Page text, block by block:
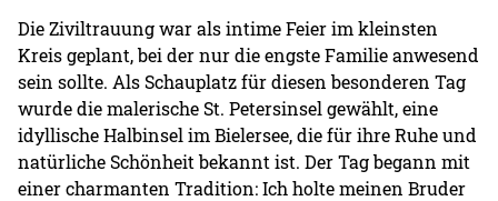
Die Ziviltrauung war als intime Feier im kleinsten
Kreis geplant, bei der nur die engste Familie anwesend
sein sollte. Als Schauplatz für diesen besonderen Tag
wurde die malerische St. Petersinsel gewählt, eine
idyllische Halbinsel im Bielersee, die für ihre Ruhe und
natürliche Schönheit bekannt ist. Der Tag begann mit
einer charmanten Tradition: Ich holte meinen Bruder